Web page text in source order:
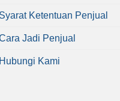
Syarat Ketentuan Penjual
Jadi Penjual
Hubungi Kami